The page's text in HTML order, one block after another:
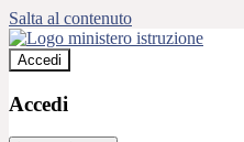
Salta al contenuto
Accedi
Accedi